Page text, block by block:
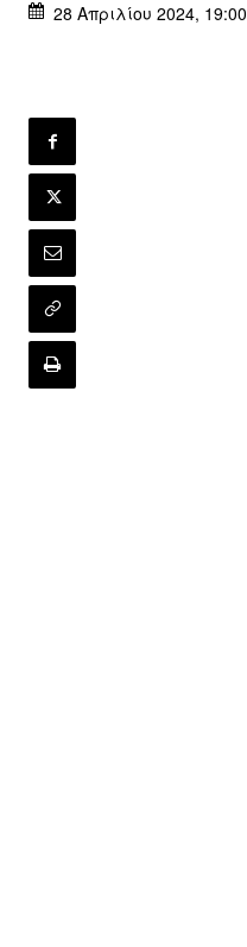
28 Απριλίου 2024, 19:00